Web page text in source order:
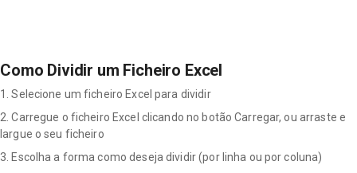
Como Dividir um Ficheiro Excel
1. Selecione um ficheiro Excel para dividir
2. Carregue o ficheiro Excel clicando no botão Carregar, ou arraste e
largue o seu ficheiro
3. Escolha a forma como deseja dividir (por linha ou por coluna)